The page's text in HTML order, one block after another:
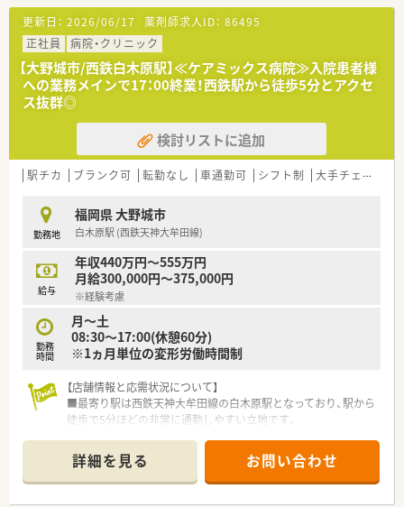
＜充実の研修制度＞
■必須研修やアドバンス研修、マネジメント研修などご自身の
レベルに応じた研修の受講が可能です。在宅やセルフメディケ
ーション、漢方やがん専門薬剤師など、様々なキャリア構築に向
けた研修内容を取り揃えています。
■実務経験が無い方やブランクがある方も安心できる教育プロ
グラムがあるので安心してスキルアップ出来ます。
■社員教育に関しては、基本研修から興味ある分野を学べるテー
マ別研修があり、その他年次や役職に合わせた研修が充実してい
ます。
■がん専門薬剤師は、九州がんセンターと九州大学病院と提携を
■自社開発の150コンテンツある動画は自宅でも視聴可能なよ
うに1社員1IDが付与されています。
■e‐learningは会社負担で受ける事ができ、認定薬剤師資格の
取得も可能です。
【募集背景と求める人物像について】
■今回の募集は欠員補充が目的であり、即戦力としてご活躍いた
だける方を求めています。
■かかりつけ業務の経験は不問で、新しい業務にも前向きに取り
組める方を歓迎いたします。
■これまでのご経験を尊重しており、病院薬剤師の経験のみの方
でもご応募いただけます。
【法人特徴について】
■福岡市内を中心に県内限定のドミナント戦略で61店舗を展開
し、地域医療に貢献しています。
■医師の開業支援から参画するため、処方元医療機関との関係性
■将来の独立を支援するフランチャイズ制度が整備されており、
多数の独立実績がございます。
更新日： 2026/06/17 薬剤師求人ID： 86495
正社員
病院・クリニック
【大野城市/西鉄白木原駅】≪ケアミックス病院≫入院患者様
への業務メインで17：00終業！西鉄駅から徒歩5分とアクセ
ス抜群◎
検討リストに追加
駅チカ ブランク可 転勤なし 車通勤可 シフト制 大手チェーン以外
勤務地
福岡県 大野城市
白木原駅 (西鉄天神大牟田線)
給与
年収440万円～555万円
月給300,000円～375,000円
※経験考慮
勤務
時間
月～土
08:30～17:00(休憩60分)
※1ヵ月単位の変形労働時間制
【店舗情報と応需状況について】
■最寄り駅は西鉄天神大牟田線の白木原駅となっており、駅から
徒歩で5分ほどの非常に通勤しやすい立地です。
院外処方のため入院調剤がメインの環境です。
■常勤薬剤師が1名、パート薬剤師が2名、調剤助手となる事務員
が1名在籍しています。
詳細を見る お問い合わせ